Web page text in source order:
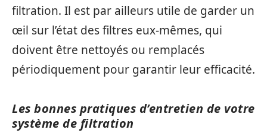
filtration. Il est par ailleurs utile de garder un
œil sur l’état des filtres eux-mêmes, qui
doivent être nettoyés ou remplacés
périodiquement pour garantir leur efficacité.
Les bonnes pratiques d’entretien de votre
système de filtration